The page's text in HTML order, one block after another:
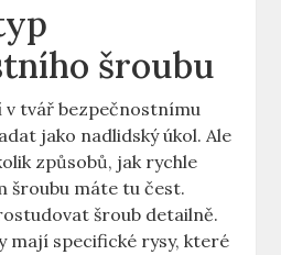
šroubu
v tvář bezpečnostnímu
‍jako nadlidský ‍úkol. Ale
způsobů, jak ‌rychle
šroubu máte tu ⁢čest.
šroub​ detailně.
mají specifické rysy,​ které